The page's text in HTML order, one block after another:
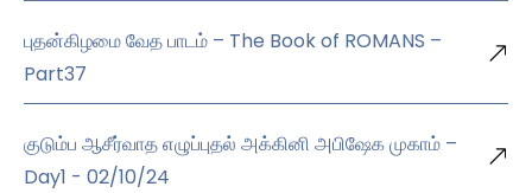
புதன்கிழமை வேத பாடம் – The Book of ROMANS –
Part37
குடும்ப ஆசீர்வாத எழுப்புதல் அக்கினி அபிஷேக முகாம் –
Day1 - 02/10/24